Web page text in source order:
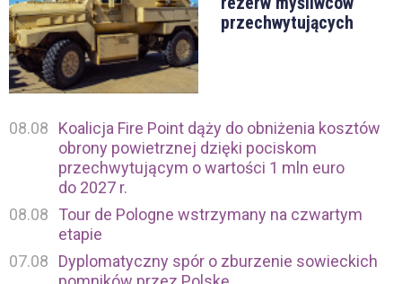
przechwytujących
08.08
Koalicja Fire Point dąży do obniżenia kosztów
obrony powietrznej dzięki pociskom
przechwytującym o wartości 1 mln euro
do 2027 r.
08.08
Tour de Pologne wstrzymany na czwartym
etapie
07.08
Dyplomatyczny spór o zburzenie sowieckich